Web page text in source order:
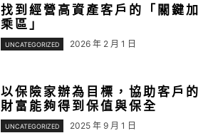
找到經營高資產客戶的「關鍵加
乘區」
UNCATEGORIZED 2026 年 2 月 1 日
以保險家辦為目標，協助客戶的
財富能夠得到保值與保全
UNCATEGORIZED 2025 年 9 月 1 日